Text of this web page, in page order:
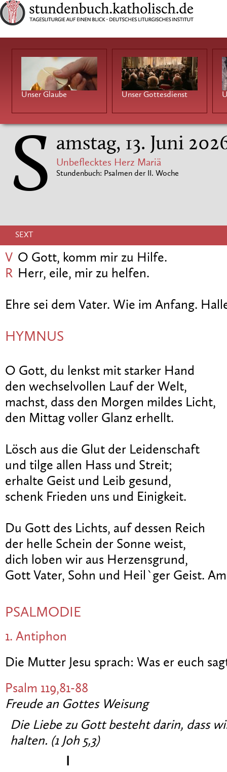
Unser Glaube Unser Gottesdienst
S amstag, 13. Juni
Unbeflecktes Herz Mariä
Stundenbuch: Psalmen der II. Woche
SEXT
V O Gott, komm mir zu Hilfe.
R Herr, eile, mir zu helfen.
Ehre sei dem Vater. Wie im Anfang.
HYMNUS
O Gott, du lenkst mit starker Hand
den wechselvollen Lauf der Welt,
machst, dass den Morgen mildes Licht,
den Mittag voller Glanz erhellt.
Lösch aus die Glut der Leidenschaft
und tilge allen Hass und Streit;
erhalte Geist und Leib gesund,
schenk Frieden uns und Einigkeit.
Du Gott des Lichts, auf dessen Reich
der helle Schein der Sonne weist,
dich loben wir aus Herzensgrund,
Gott Vater, Sohn und Heil`ger Geist.
PSALMODIE
1. Antiphon
Die Mutter Jesu sprach: Was er euch
Psalm 119,81-88
Freude an Gottes Weisung
Die Liebe zu Gott besteht darin, dass
halten. (1 Joh 5,3)